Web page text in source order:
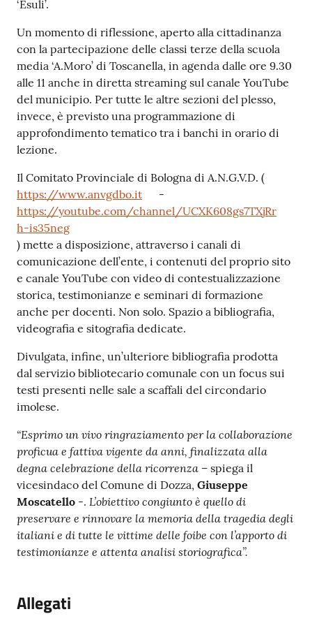
‘Esuli’.
Un momento di riflessione, aperto alla cittadinanza
con la partecipazione delle classi terze della scuola
media ‘A.Moro’ di Toscanella, in agenda dalle ore 9.30
alle 11 anche in diretta streaming sul canale YouTube
del municipio. Per tutte le altre sezioni del plesso,
invece, è previsto una programmazione di
approfondimento tematico tra i banchi in orario di
lezione.
Il Comitato Provinciale di Bologna di A.N.G.V.D. (
https://www.anvgdbo.it
-
https://youtube.com/channel/UCXK608gs7TXjRr
h-is35neg
) mette a disposizione, attraverso i canali di
comunicazione dell’ente, i contenuti del proprio sito
e canale YouTube con video di contestualizzazione
storica, testimonianze e seminari di formazione
anche per docenti. Non solo. Spazio a bibliografia,
videografia e sitografia dedicate.
Divulgata, infine, un’ulteriore bibliografia prodotta
dal servizio bibliotecario comunale con un focus sui
testi presenti nelle sale a scaffali del circondario
imolese.
“Esprimo un vivo ringraziamento per la collaborazione
proficua e fattiva vigente da anni, finalizzata alla
degna celebrazione della ricorrenza – spiega il
vicesindaco del Comune di Dozza, Giuseppe
Moscatello -. L’obiettivo congiunto è quello di
preservare e rinnovare la memoria della tragedia degli
italiani e di tutte le vittime delle foibe con l’apporto di
testimonianze e attenta analisi storiografica”.
Allegati